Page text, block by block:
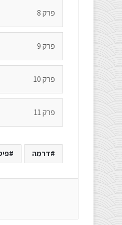
פרק 8
פרק 9
פרק 10
פרק 11
דרמה